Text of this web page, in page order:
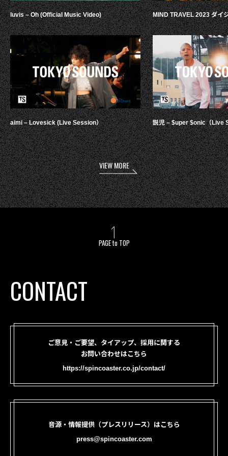
luvis – Oh (Official Music Video)
aimi – Lovesick (Live Session）
MIND TRAVEL 2023 ダイ
鋭児 – $uper $onic（Live
VIEW MORE
PAGE to TOP
CONTACT
ご意見・ご要望、タイアップ、採用に関する
お問い合わせはこちら
https://spincoaster.co.jp/contact/
音源・情報提供（プレスリリース）はこちら
press@spincoaster.com